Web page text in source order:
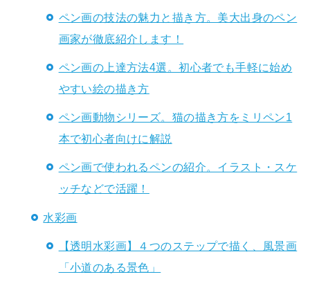
ペン画の技法の魅力と描き方。美大出身のペン
画家が徹底紹介します！
ペン画の上達方法4選。初心者でも手軽に始め
やすい絵の描き方
ペン画動物シリーズ。猫の描き方をミリペン1
本で初心者向けに解説
ペン画で使われるペンの紹介。イラスト・スケ
ッチなどで活躍！
水彩画
【透明水彩画】４つのステップで描く、風景画
「小道のある景色」